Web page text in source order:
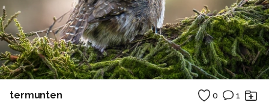
termunten 0 1